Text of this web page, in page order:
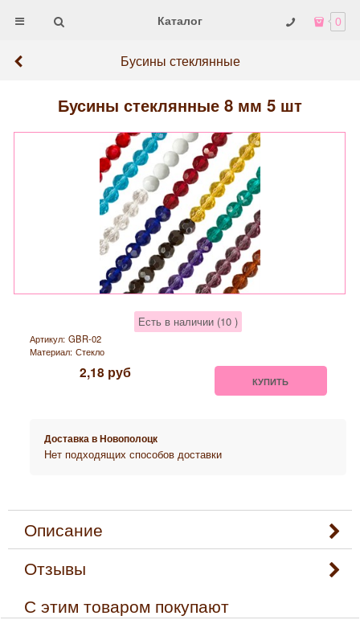
Каталог 0
Бусины стеклянные
Бусины стеклянные 8 мм 5 шт
Есть в наличии (10 )
Артикул: GBR-02
Материал: Стекло
2,18 руб КУПИТЬ
Доставка вНовополоцк
Нет подходящих способов доставки
Описание
Отзывы
С этим товаром покупают